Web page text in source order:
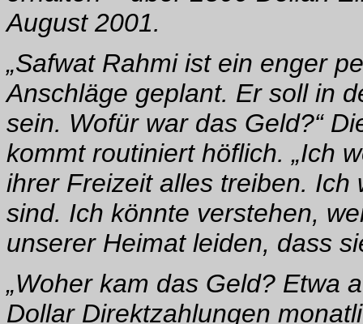
August 2001.
„Safwat Rahmi ist ein enger
Anschläge geplant. Er soll in
sein. Wofür war das Geld?“
kommt routiniert höflich. „Ich
ihrer Freizeit alles treiben.
sind. Ich könnte verstehen,
unserer Heimat leiden, dass
„Woher kam das Geld? Etwa
Dollar Direktzahlungen